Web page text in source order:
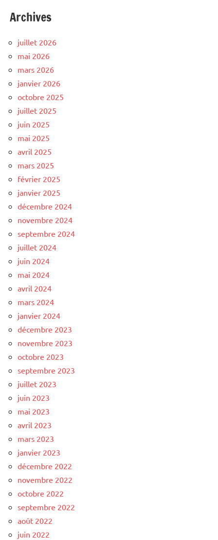
Archives
juillet 2026
mai 2026
mars 2026
janvier 2026
octobre 2025
juillet 2025
juin 2025
mai 2025
avril 2025
mars 2025
février 2025
janvier 2025
décembre 2024
novembre 2024
septembre 2024
juillet 2024
juin 2024
mai 2024
avril 2024
mars 2024
janvier 2024
décembre 2023
novembre 2023
octobre 2023
septembre 2023
juillet 2023
juin 2023
mai 2023
avril 2023
mars 2023
janvier 2023
décembre 2022
novembre 2022
octobre 2022
septembre 2022
août 2022
juin 2022